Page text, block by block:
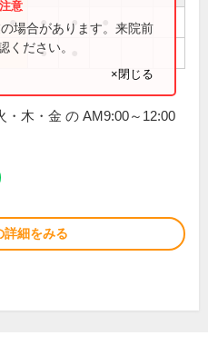
● ● ●
●
場合があります。来院前
ください。
×閉じる
・木・金 の AM9:00～12:00
詳細をみる